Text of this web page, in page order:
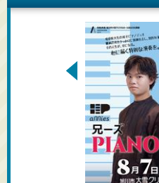
施
市
×閉